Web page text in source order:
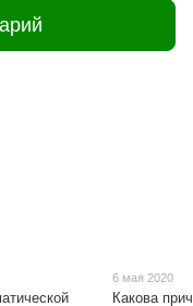
6 мая 2020
Какова